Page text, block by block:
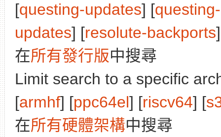
[questing-updates] [
updates] [resolute-backports
在所有發行版中搜尋
Limit search to a specific
[armhf] [ppc64el] [riscv64] [
在所有硬體架構中搜尋